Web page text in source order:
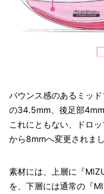
バウンス感のあるミッ
の34.5mm、後足部
これにともない、ドロ
から8mmへ変更されまし
素材には、上層に『
を、下層には通常の『